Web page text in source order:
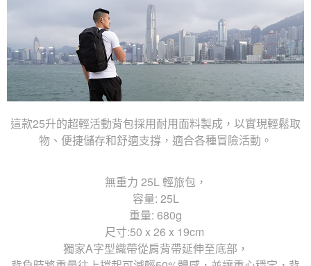
這款25升的超輕活動背包採用耐用面料製成，以實現輕鬆取
物、便捷儲存和舒適支撐，適合各種冒險活動。
無重力 25L 輕旅包，
容量: 25L
重量: 680g
尺寸:50 x 26 x 19cm
獨家A字型織帶從肩背帶延伸至底部，